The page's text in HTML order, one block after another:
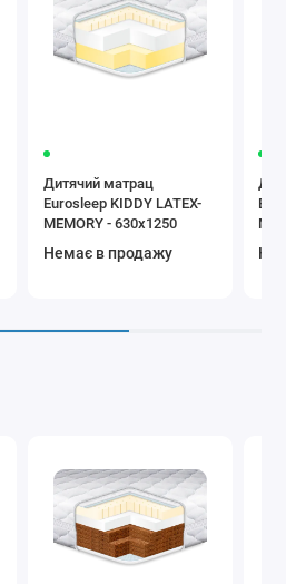
Дитячий матрац
Eurosleep KIDDY LATEX-
MEMORY - 630х1250
Немає в продажу